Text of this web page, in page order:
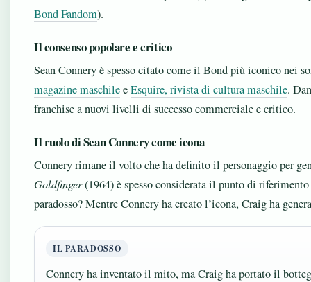
Bond Fandom).
Il consenso popolare e critico
Sean Connery è spesso citato come il Bond più iconico nei
magazine maschileeEsquire, rivista di cultura maschile.
franchise a nuovi livelli di successo commerciale e critico.
Il ruolo di Sean Connery come icona
Connery rimane il volto che ha definito il personaggio per
Goldfinger(1964) è spesso considerata il punto di
paradosso? Mentre Connery ha creato l’icona, Craig ha
IL PARADOSSO
Connery ha inventato il mito, ma Craig ha portato il